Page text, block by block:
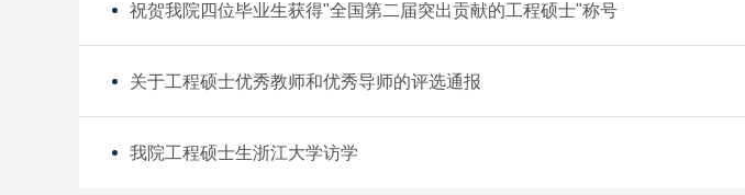
祝贺我院四位毕业生获得"全国第二届突出贡献的工程硕士"称号
关于工程硕士优秀教师和优秀导师的评选通报
我院工程硕士生浙江大学访学